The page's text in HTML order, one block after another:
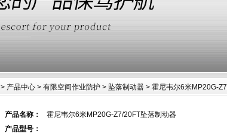
> 产品中心 > 有限空间作业防护 > 坠落制动器 > 霍尼韦尔6米MP20G-
产品名称：
霍尼韦尔6米MP20G-Z7/20FT坠落制动器
产品型号：